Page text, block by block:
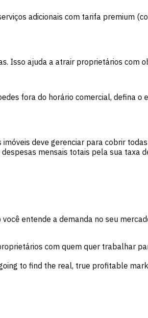
adicionais com tarifa premium
Isso ajuda a atrair proprietários com
fora do horário comercial, defina o
deve gerenciar para cobrir
mensais totais pela sua taxa
entende a demanda no seu
com quem quer trabalhar
to find the real, true profitable